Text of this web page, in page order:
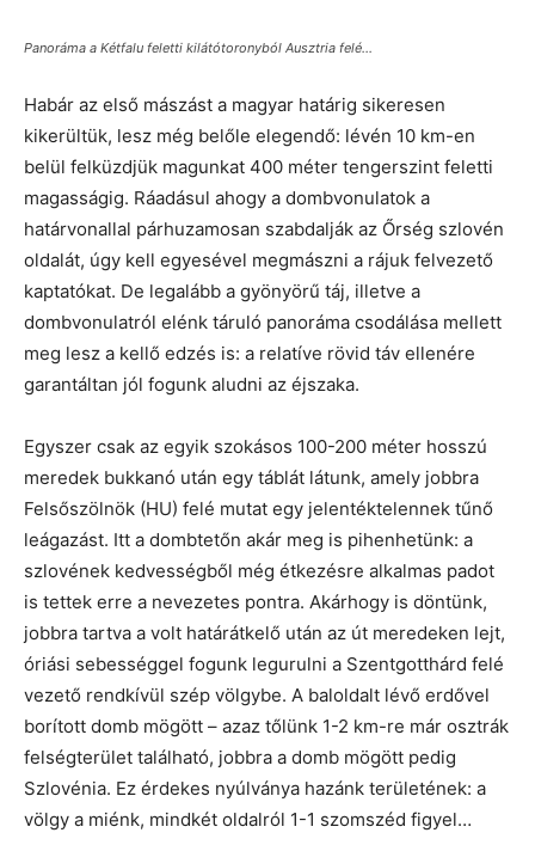
Panoráma a Kétfalu feletti kilátótoronyból Ausztria felé...
Habár az első mászást a magyar határig sikeresen
kikerültük, lesz még belőle elegendő: lévén 10 km-en
belül felküzdjük magunkat 400 méter tengerszint feletti
magasságig. Ráadásul ahogy a dombvonulatok a
határvonallal párhuzamosan szabdalják az Őrség szlovén
oldalát, úgy kell egyesével megmászni a rájuk felvezető
kaptatókat. De legalább a gyönyörű táj, illetve a
dombvonulatról elénk táruló panoráma csodálása mellett
meg lesz a kellő edzés is: a relatíve rövid táv ellenére
garantáltan jól fogunk aludni az éjszaka.
Egyszer csak az egyik szokásos 100-200 méter hosszú
meredek bukkanó után egy táblát látunk, amely jobbra
Felsőszölnök (HU) felé mutat egy jelentéktelennek tűnő
leágazást. Itt a dombtetőn akár meg is pihenhetünk: a
szlovének kedvességből még étkezésre alkalmas padot
is tettek erre a nevezetes pontra. Akárhogy is döntünk,
jobbra tartva a volt határátkelő után az út meredeken lejt,
óriási sebességgel fogunk legurulni a Szentgotthárd felé
vezető rendkívül szép völgybe. A baloldalt lévő erdővel
borított domb mögött – azaz tőlünk 1-2 km-re már osztrák
felségterület található, jobbra a domb mögött pedig
Szlovénia. Ez érdekes nyúlványa hazánk területének: a
völgy a miénk, mindkét oldalról 1-1 szomszéd figyel…